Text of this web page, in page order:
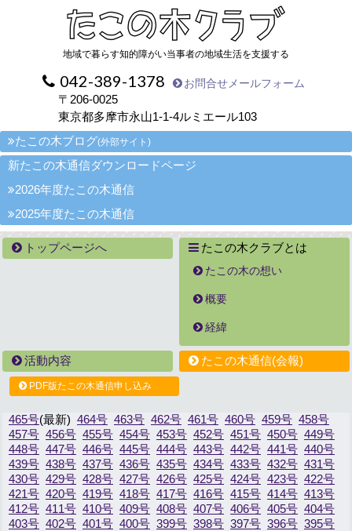
地域で暮らす知的障がい当事者の地域生活を支援する
042-389-1378 お問合せメールフォーム
〒206-0025
東京都多摩市永山1-1-4ルミエール103
たこの木ブログ(外部サイト)
新たこの木通信ダウンロードページ
2026年度たこの木通信
2025年度たこの木通信
トップページへ たこの木クラブとは
たこの木の想い
概要
経緯
活動内容 たこの木通信(会報)
PDF版たこの木通信申し込み
465号 464号 463号 462号 461号 460号 459号 458号
457号 456号 455号 454号 453号 452号 451号 450号 449号
448号 447号 446号 445号 444号 443号 442号 441号 440号
439号 438号 437号 436号 435号 434号 433号 432号 431号
430号 429号 428号 427号 426号 425号 424号 423号 422号
421号 420号 419号 418号 417号 416号 415号 414号 413号
412号 411号 410号 409号 408号 407号 406号 405号 404号
403号 402号 401号 400号 399号 398号 397号 396号 395号